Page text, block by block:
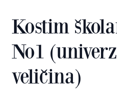
Kostim
No1
veličina)